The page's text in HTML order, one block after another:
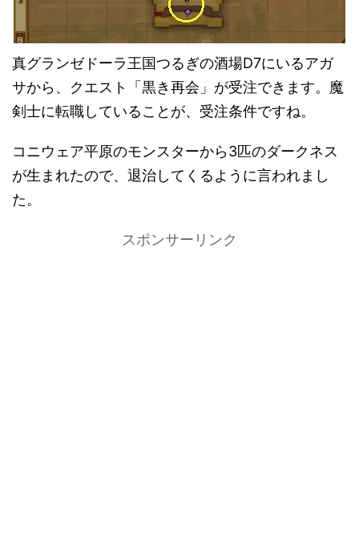
真グランゼドーラ王国つるぎの酒場D7にいるアガ
サから、クエスト「黒き再会」が受注できます。魔
剣士に転職していることが、受注条件ですね。
コニウェア平原のモンスターから3匹のダークネス
が生まれたので、退治してくるように言われまし
た。
スポンサーリンク